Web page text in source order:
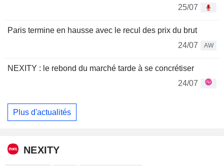
25/07
Paris termine en hausse avec le recul des prix du brut
24/07
AW
NEXITY : le rebond du marché tarde à se concrétiser
24/07
Plus d'actualités
NEXITY